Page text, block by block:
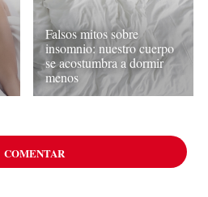
Falsos mitos sobre
insomnio: nuestro cuerpo
se acostumbra a dormir
menos
COMENTAR